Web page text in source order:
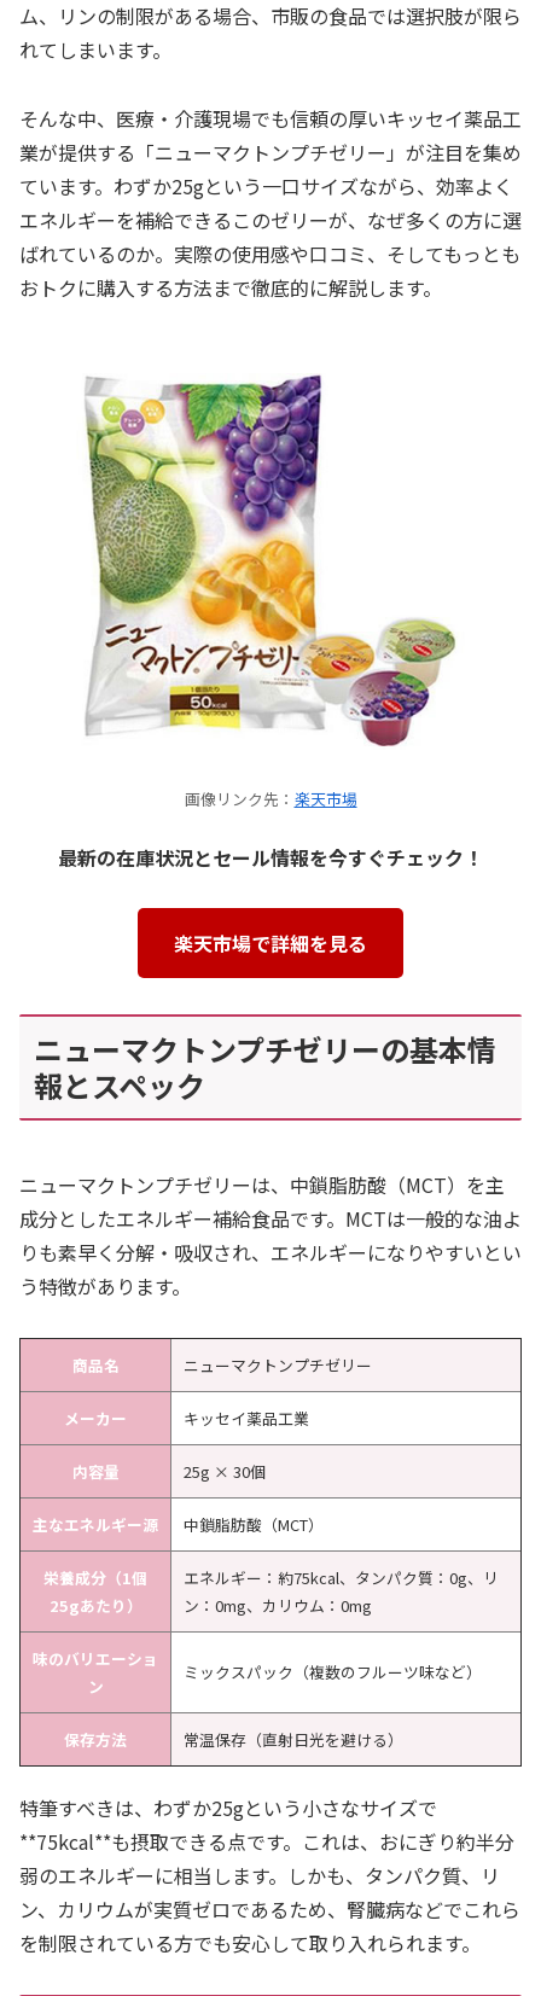
ム、リンの制限がある場合、市販の食品では選択肢が限ら
れてしまいます。
そんな中、医療・介護現場でも信頼の厚いキッセイ薬品工
業が提供する「ニューマクトンプチゼリー」が注目を集め
ています。わずか25gという一口サイズながら、効率よく
エネルギーを補給できるこのゼリーが、なぜ多くの方に選
ばれているのか。実際の使用感や口コミ、そしてもっとも
おトクに購入する方法まで徹底的に解説します。
画像リンク先： 楽天市場
最新の在庫状況とセール情報を今すぐチェック！
楽天市場で詳細を見る
ニューマクトンプチゼリーの基本情
報とスペック
ニューマクトンプチゼリーは、中鎖脂肪酸（MCT）を主
成分としたエネルギー補給食品です。MCTは一般的な油よ
りも素早く分解・吸収され、エネルギーになりやすいとい
う特徴があります。
商品名 ニューマクトンプチゼリー
メーカー キッセイ薬品工業
内容量 25g × 30個
主なエネルギー源 中鎖脂肪酸（MCT）
栄養成分（1個
25gあたり）
エネルギー：約75kcal、タンパク質：0g、リ
ン：0mg、カリウム：0mg
味のバリエーショ
ン
ミックスパック（複数のフルーツ味など）
保存方法 常温保存（直射日光を避ける）
特筆すべきは、わずか25gという小さなサイズで
**75kcal**も摂取できる点です。これは、おにぎり約半分
弱のエネルギーに相当します。しかも、タンパク質、リ
ン、カリウムが実質ゼロであるため、腎臓病などでこれら
を制限されている方でも安心して取り入れられます。